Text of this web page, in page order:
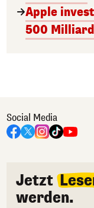
Apple
500
Social Media
Jetzt
werden.